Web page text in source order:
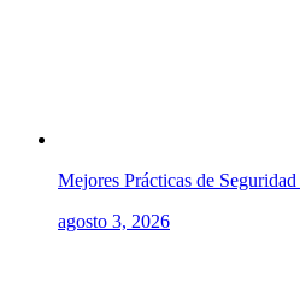
Mejores Prácticas de
agosto 3, 2026